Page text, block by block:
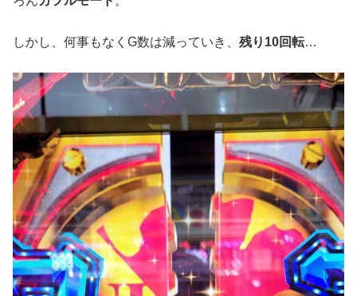
しかし、何事もなくG数は減っていき、 残り10回転…